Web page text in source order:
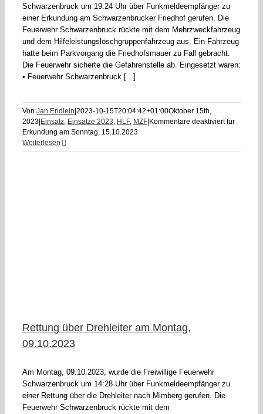
Schwarzenbruck um 19:24 Uhr über Funkmeldeempfänger zu
einer Erkundung am Schwarzenbrucker Friedhof gerufen. Die
Feuerwehr Schwarzenbruck rückte mit dem Mehrzweckfahrzeug
und dem Hilfeleistungslöschgruppenfahrzeug aus. Ein Fahrzeug
hatte beim Parkvorgang die Friedhofsmauer zu Fall gebracht.
Die Feuerwehr sicherte die Gefahrenstelle ab. Eingesetzt waren:
• Feuerwehr Schwarzenbruck [...]
Von Jan Endlein 2023-10-15T20:04:42+01:00Oktober 15th,
2023 Einsatz, Einsätze 2023, HLF, MZF Kommentare deaktiviertfür
Erkundung am Sonntag, 15.10.2023
Weiterlesen
Rettung über Drehleiter am Montag,
09.10.2023
Am Montag, 09.10.2023, wurde die Freiwillige Feuerwehr
Schwarzenbruck um 14:28 Uhr über Funkmeldeempfänger zu
einer Rettung über die Drehleiter nach Mimberg gerufen. Die
Feuerwehr Schwarzenbruck rückte mit dem